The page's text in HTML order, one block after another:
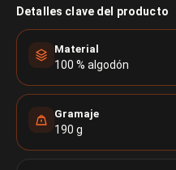
Detalles clave del producto
Material
100 % algodón
Gramaje
190 g